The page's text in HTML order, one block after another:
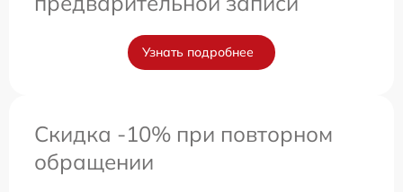
Узнать подробнее
Скидка -10% при повторном
обращении